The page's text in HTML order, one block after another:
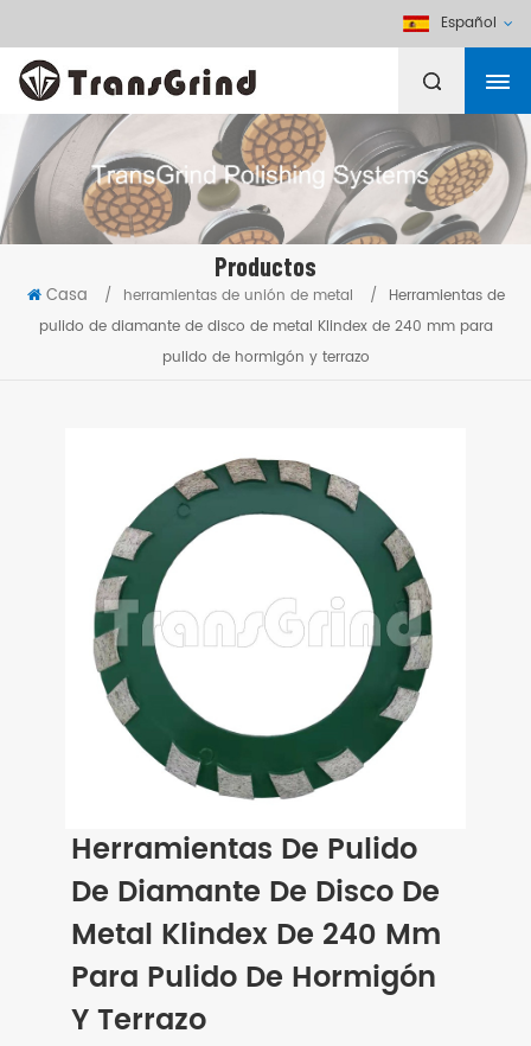
Español
Productos
Casa / herramientas de unión de metal /
Herramientas de
pulido de diamante de disco de metal Klindex de 240 mm para
pulido de hormigón y terrazo
Herramientas De Pulido
De Diamante De Disco De
Metal Klindex De 240 Mm
Para Pulido De Hormigón
Y Terrazo